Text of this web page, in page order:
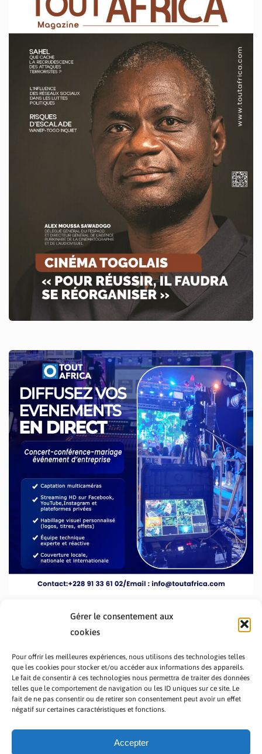
Gérer le consentement aux
cookies
Pour offrir les meilleures expériences, nous utilisons des technologies telles
que les cookies pour stocker et/ou accéder aux informations des appareils.
Le fait de consentir à ces technologies nous permettra de traiter des données
telles que le comportement de navigation ou les ID uniques sur ce site. Le
fait de ne pas consentir ou de retirer son consentement peut avoir un effet
négatif sur certaines caractéristiques et fonctions.
Accepter
PRÉSENTATION TOUTAFRICA
A PROPOS